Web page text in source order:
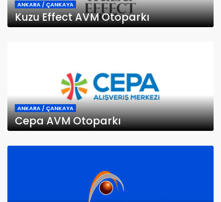
ANKARA / ÇANKAYA
Kuzu Effect AVM Otoparkı
ANKARA / ÇANKAYA
Cepa AVM Otoparkı